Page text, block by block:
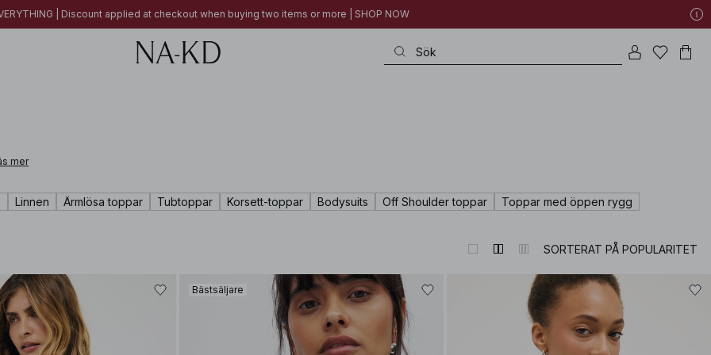
| Discount applied at checkout when buying two items or more | SHOP NOW
mer
Linnen Ärmlösa toppar Tubtoppar Korsett-toppar Bodysuits Off Shoulder toppar Toppar med öppen rygg
SORTERAT PÅ POPULARITET
Bästsäljare